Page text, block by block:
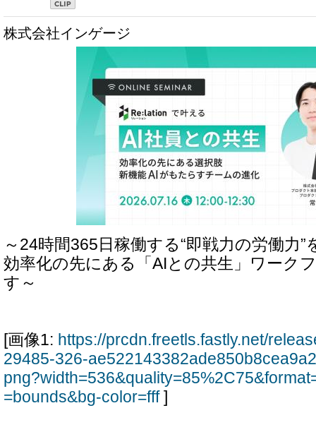
株式会社インゲージ
～24時間365日稼働する“即戦力の労働力
効率化の先にある「AIとの共生」ワーク
す～
[画像1: https://prcdn.freetls.fastly.net/
29485-326-
=bounds&bg-color=fff]